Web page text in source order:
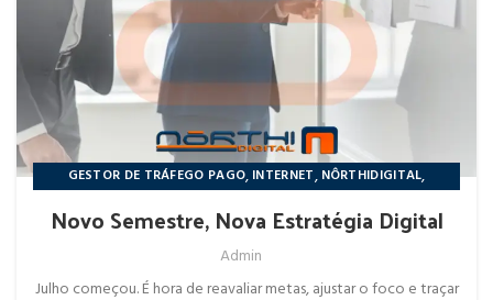
GESTOR DE TRÁFEGO PAGO, INTERNET, NÔRTHIDIGITAL,
Novo Semestre, Nova Estratégia Digital
Admin
Julho começou. É hora de reavaliar metas, ajustar o foco e traçar